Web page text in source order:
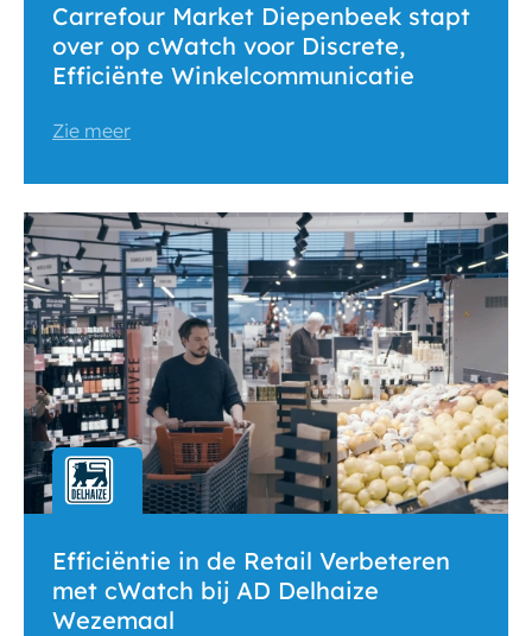
Carrefour Market Diepenbeek stapt
over op cWatch voor Discrete,
Efficiënte Winkelcommunicatie
Zie meer
Efficiëntie in de Retail Verbeteren
met cWatch bij AD Delhaize
Wezemaal